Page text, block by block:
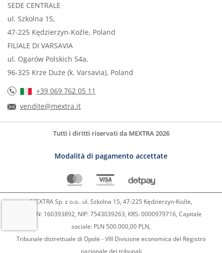
SEDE CENTRALE
ul. Szkolna 15,
47-225 Kędzierzyn-Koźle, Poland
FILIALE DI VARSAVIA
ul. Ogarów Polskich 54a,
96-325 Krze Duże (k. Varsavia), Poland
+39 069 762 05 11
vendite@mextra.it
Tutti i diritti riservati da MEXTRA 2026
Modalità di pagamento accettate
MEXTRA Sp. z o.o.. ul. Szkolna 15, 47-225 Kędzierzyn-Koźle,
REGON: 160393892, NIP: 7543039263, KRS: 0000979716, Capitale
sociale: PLN 500.000,00 PLN,
Tribunale distrettuale di Opole - VIII Divisione economica del Registro